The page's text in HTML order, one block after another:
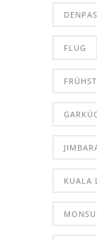
FLUG
KUALA